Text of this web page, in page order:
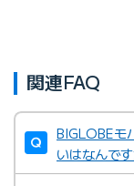
関連FAQ
BIGLOBEモ
いはなんで